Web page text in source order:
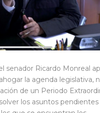
senador Ricardo Monreal
la agenda legislativa,
de un Periodo
los asuntos pendientes